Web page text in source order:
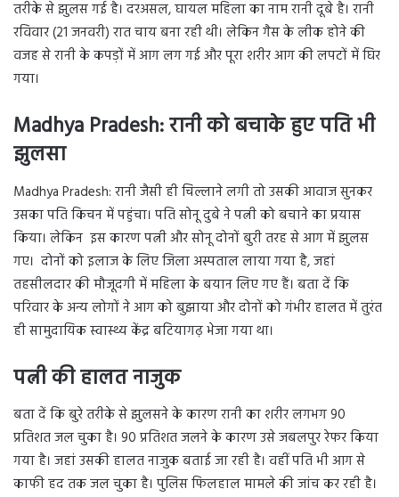
तरीके से झुलस गई है। दरअसल, घायल महिला का नाम रानी दूबे है। रानी
रविवार (21 जनवरी) रात चाय बना रही थी। लेकिन गैस के लीक होने की
वजह से रानी के कपड़ों में आग लग गई और पूरा शरीर आग की लपटों में घिर
गया।
Madhya Pradesh: रानी को बचाके हुए पति भी
झुलसा
Madhya Pradesh: रानी जैसी ही चिल्लाने लगी तो उसकी आवाज सुनकर
उसका पति किचन में पहुंचा। पति सोनू दुबे ने पत्नी को बचाने का प्रयास
किया। लेकिन इस कारण पत्नी और सोनू दोनों बुरी तरह से आग में झुलस
गए। दोनों को इलाज के लिए जिला अस्पताल लाया गया है, जहां
तहसीलदार की मौजूदगी में महिला के बयान लिए गए हैं। बता दें कि
परिवार के अन्य लोगों ने आग को बुझाया और दोनों को गंभीर हालत में तुरंत
ही सामुदायिक स्वास्थ्य केंद्र बटियागढ़ भेजा गया था।
पत्नी की हालत नाजुक
बता दें कि बुरे तरीके से झुलसने के कारण रानी का शरीर लगभग 90
प्रतिशत जल चुका है। 90 प्रतिशत जलने के कारण उसे जबलपुर रेफर किया
गया है। जहां उसकी हालत नाजुक बताई जा रही है। वहीं पति भी आग से
काफी हद तक जल चुका है। पुलिस फिलहाल मामले की जांच कर रही है।